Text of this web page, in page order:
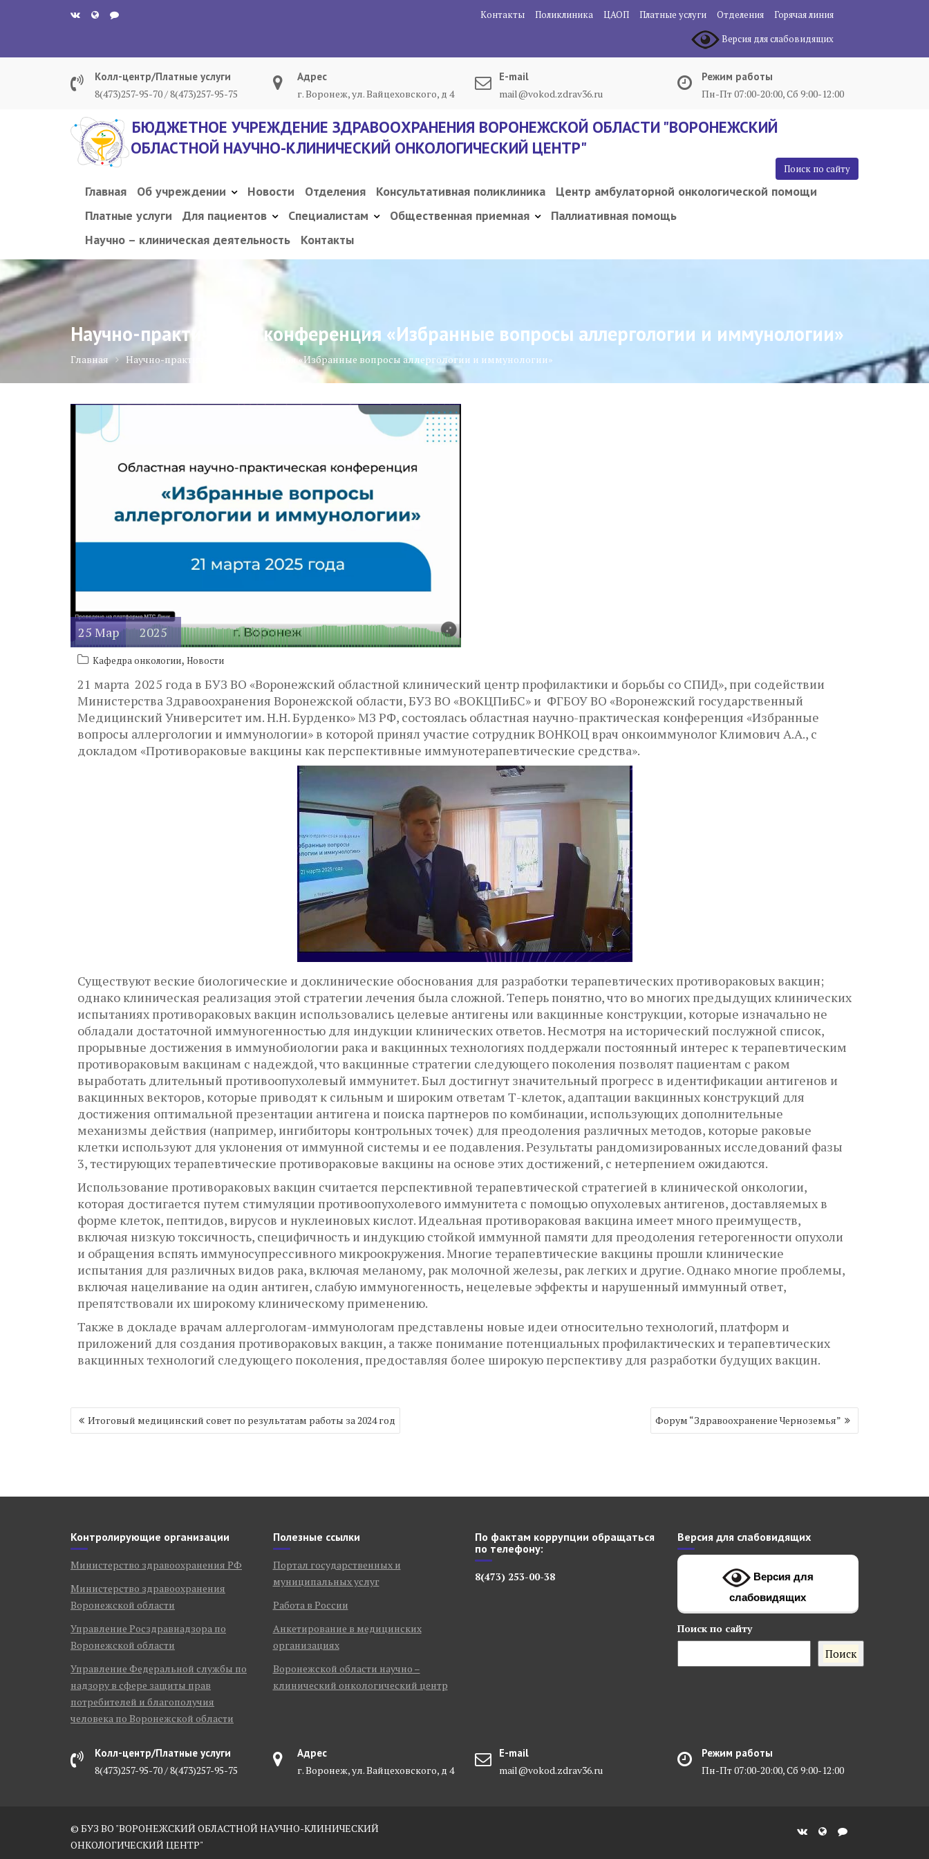
Контакты Поликлиника ЦАОП Платные услуги Отделения
Горячая линия
Версия для слабовидящих
Колл-центр/Платные услуги
8(473)257-95-70 / 8(473)257-95-75
Адрес
г. Воронеж, ул. Вайцеховского, д 4
E-mail
mail@vokod.zdrav36.ru
Режим работы
Пн-Пт 07:00-20:00, Сб 9:00-12:00
БЮДЖЕТНОЕ УЧРЕЖДЕНИЕ ЗДРАВООХРАНЕНИЯ ВОРОНЕЖСКОЙ ОБЛАСТИ "ВОРОНЕЖСКИЙ
ОБЛАСТНОЙ НАУЧНО-КЛИНИЧЕСКИЙ ОНКОЛОГИЧЕСКИЙ ЦЕНТР"
Поиск по сайту
Главная Об учреждении Новости Отделения Консультативная поликлиника
Центр амбулаторной онкологической помощи
Платные услуги
Для пациентов Специалистам Общественная приемная
Паллиативная помощь
Научно – клиническая деятельность
Контакты
Научно-практическая конференция «Избранные вопросы аллергологии и иммунологии»
Главная Научно-практическая конференция «Избранные вопросы аллергологии и иммунологии»
25Мар 2025
Кафедра онкологии, Новости
21 марта 2025 года в БУЗ ВО «Воронежский областной клинический центр профилактики и борьбы со СПИД», при содействии
Министерства Здравоохранения Воронежской области, БУЗ ВО «ВОКЦПиБС» и ФГБОУ ВО «Воронежский государственный
Медицинский Университет им. Н.Н. Бурденко» МЗ РФ, состоялась областная научно-практическая конференция «Избранные
вопросы аллергологии и иммунологии» в которой принял участие сотрудник ВОНКОЦ врач онкоиммунолог Климович А.А., с
докладом «Противораковые вакцины как перспективные иммунотерапевтические средства».
Существуют веские биологические и доклинические обоснования для разработки терапевтических противораковых вакцин;
однако клиническая реализация этой стратегии лечения была сложной. Теперь понятно, что во многих предыдущих клинических
испытаниях противораковых вакцин использовались целевые антигены или вакцинные конструкции, которые изначально не
обладали достаточной иммуногенностью для индукции клинических ответов. Несмотря на исторический послужной список,
прорывные достижения в иммунобиологии рака и вакцинных технологиях поддержали постоянный интерес к терапевтическим
противораковым вакцинам с надеждой, что вакцинные стратегии следующего поколения позволят пациентам с раком
выработать длительный противоопухолевый иммунитет. Был достигнут значительный прогресс в идентификации антигенов и
вакцинных векторов, которые приводят к сильным и широким ответам Т-клеток, адаптации вакцинных конструкций для
достижения оптимальной презентации антигена и поиска партнеров по комбинации, использующих дополнительные
механизмы действия (например, ингибиторы контрольных точек) для преодоления различных методов, которые раковые
клетки используют для уклонения от иммунной системы и ее подавления. Результаты рандомизированных исследований фазы
3, тестирующих терапевтические противораковые вакцины на основе этих достижений, с нетерпением ожидаются.
Использование противораковых вакцин считается перспективной терапевтической стратегией в клинической онкологии,
которая достигается путем стимуляции противоопухолевого иммунитета с помощью опухолевых антигенов, доставляемых в
форме клеток, пептидов, вирусов и нуклеиновых кислот. Идеальная противораковая вакцина имеет много преимуществ,
включая низкую токсичность, специфичность и индукцию стойкой иммунной памяти для преодоления гетерогенности опухоли
и обращения вспять иммуносупрессивного микроокружения. Многие терапевтические вакцины прошли клинические
испытания для различных видов рака, включая меланому, рак молочной железы, рак легких и другие. Однако многие проблемы,
включая нацеливание на один антиген, слабую иммуногенность, нецелевые эффекты и нарушенный иммунный ответ,
препятствовали их широкому клиническому применению.
Также в докладе врачам аллергологам-иммунологам представлены новые идеи относительно технологий, платформ и
приложений для создания противораковых вакцин, а также понимание потенциальных профилактических и терапевтических
вакцинных технологий следующего поколения, предоставляя более широкую перспективу для разработки будущих вакцин.
Навигация
по
Итоговый медицинский совет по результатам работы за 2024 год Форум “Здравоохранение Черноземья”
Контролирующие организации
Министерство здравоохранения РФ
Министерство здравоохранения
Воронежской области
Управление Росздравнадзора по
Воронежской области
Управление Федеральной службы по
надзору в сфере защиты прав
потребителей и благополучия
человека по Воронежской области
Полезные ссылки
Портал государственных и
муниципальных услуг
Работа в России
Анкетирование в медицинских
организациях
Воронежской области научно –
клинический онкологический центр
По фактам коррупции обращаться
по телефону:
8(473) 253-00-38
Версия для слабовидящих
Версия для
слабовидящих
Поискпо сайту
Поиск
Колл-центр/Платные услуги
8(473)257-95-70 / 8(473)257-95-75
Адрес
г. Воронеж, ул. Вайцеховского, д 4
E-mail
mail@vokod.zdrav36.ru
Режим работы
Пн-Пт 07:00-20:00, Сб 9:00-12:00
© БУЗ ВО "ВОРОНЕЖСКИЙ ОБЛАСТНОЙ НАУЧНО-КЛИНИЧЕСКИЙ
ОНКОЛОГИЧЕСКИЙ ЦЕНТР"